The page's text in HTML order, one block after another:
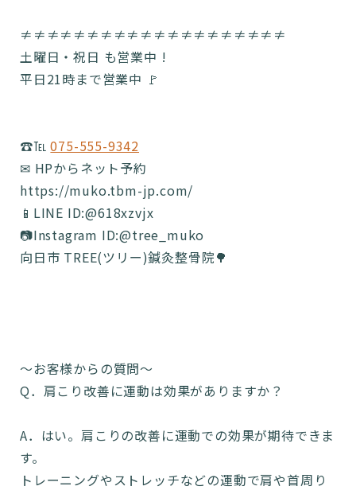
≠≠≠≠≠≠≠≠≠≠≠≠≠≠≠≠≠≠≠≠
土曜日・祝日 も営業中 !
平日21時まで営業中 🚩
☎️℡075-555-9342
✉ HPからネット予約
https://muko.tbm-jp.com/
📱LINE ID:@618xzvjx
📷Instagram ID:@tree_muko
向日市 TREE(ツリー)鍼灸整骨院🌳
〜お客様からの質問〜
Q．肩こり改善に運動は効果がありますか？
A．はい。肩こりの改善に運動での効果が期待できま
す。
トレーニングやストレッチなどの運動で肩や首周り